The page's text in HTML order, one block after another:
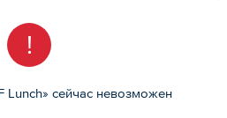
!
Lunch» сейчас невозможен